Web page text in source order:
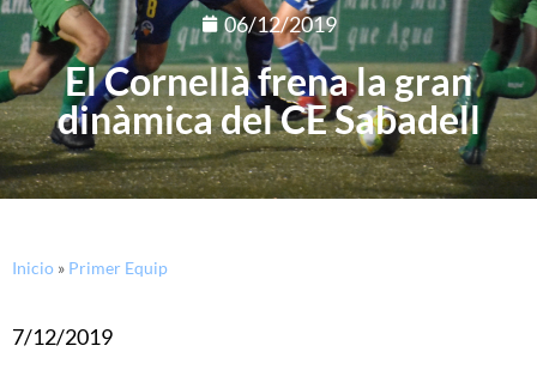
06/12/2019
El Cornellà frena la gran
dinàmica del CE Sabadell
Inicio » Primer Equip
7/12/2019